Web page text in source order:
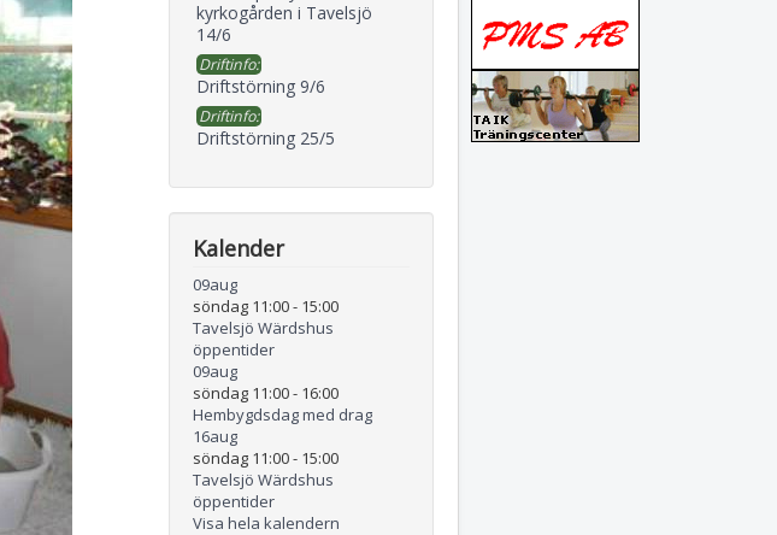
kyrkogården i Tavelsjö
14/6
Driftinfo:
Driftstörning 9/6
Driftinfo:
Driftstörning 25/5
Kalender
09aug
söndag 11:00- 15:00
Tavelsjö Wärdshus
öppentider
09aug
söndag 11:00- 16:00
Hembygdsdag med drag
16aug
söndag 11:00- 15:00
Tavelsjö Wärdshus
öppentider
Visa hela kalendern